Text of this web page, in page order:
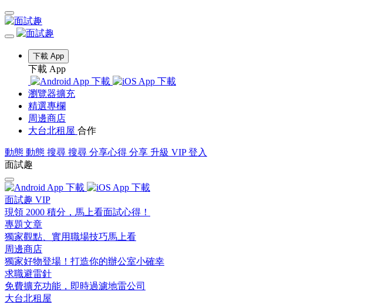
下載 App
下載 App
瀏覽器擴充
精選專欄
周邊商店
大台北租屋 合作
動態 動態 搜尋 搜尋 分享心得 分享 升級 VIP 登入
面試趣
面試趣 VIP
現領 2000 積分，馬上看面試心得！
專題文章
獨家觀點、實用職場技巧馬上看
周邊商店
獨家好物登場！打造你的辦公室小確幸
求職避雷針
免費擴充功能，即時過濾地雷公司
大台北租屋